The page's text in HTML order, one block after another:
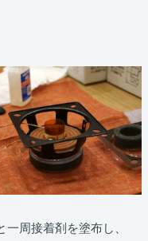
周接着剤を塗布し、